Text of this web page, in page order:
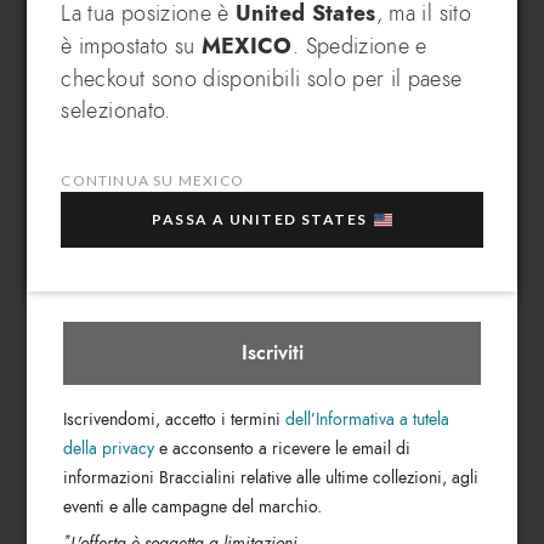
Utilizzabile solo online su braccialini.it
Controlla credito residuo e data di scadenza dal tuo
Valido su tutti i prodotti del sito
In che paese desideri spedire?
Seleziona boutique Mexico
ISCRIVITI E RICEVI UN
VANTAGGIO ESCLUSIVO
Iscriviti alla nostra newsletter, subito per te un
Iscriviti
Iscrivendomi, accetto i terminidell’Informativa a tutela
della privacy e acconsento a ricevere le email di
informazioni Braccialini relative alle ultime collezioni, agli
eventi e alle campagne del marchio.
*
La tua posizione è United States, ma il sito
è impostato su MEXICO. Spedizione e
checkout sono disponibili solo per il paese
selezionato.
CONTINUA SU MEXICO
PASSA A UNITED STATES